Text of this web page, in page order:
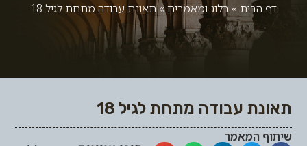
דף הבית » בלוג ומאמרים​»תאונת עבודה מתחת לגיל 18
תאונת עבודה מתחת לגיל 18
שיתוף המאמר